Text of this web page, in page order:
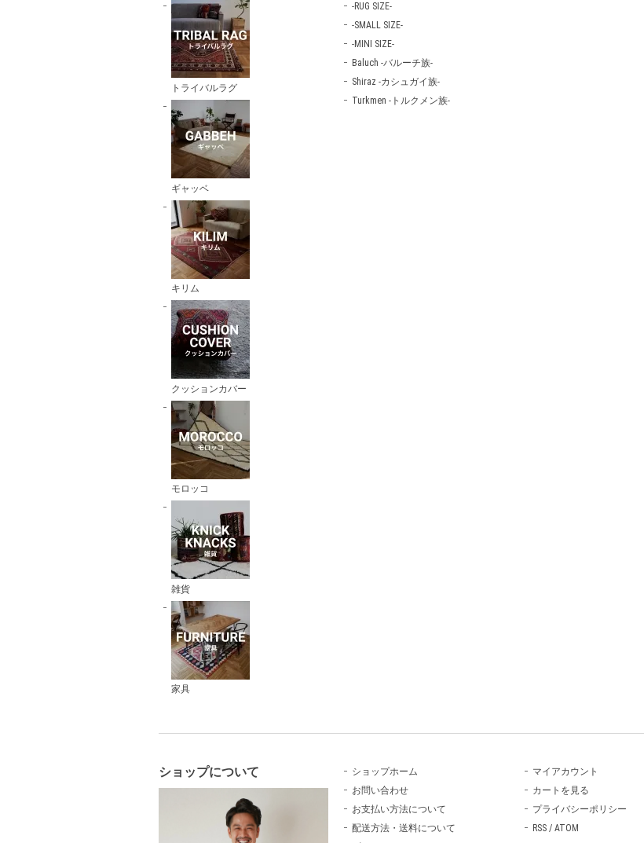
トライバルラグ
ギャッベ
キリム
クッションカバー
モロッコ
雑貨
家具
-RUG SIZE-
-SMALL SIZE-
-MINI SIZE-
Baluch -バルーチ族-
Shiraz -カシュガイ族-
Turkmen -トルクメン族-
ショップについて
ショップホーム
お問い合わせ
お支払い方法について
配送方法・送料について
マイアカウント
カートを見る
プライバシーポリシー
RSS /ATOM